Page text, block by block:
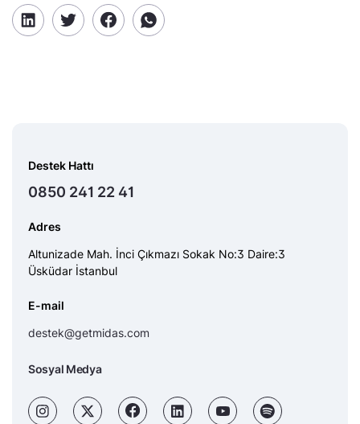
Destek Hattı
0850 241 22 41
Adres
Altunizade Mah. İnci Çıkmazı Sokak No:3 Daire:3
Üsküdar İstanbul
E-mail
destek@getmidas.com
Sosyal Medya